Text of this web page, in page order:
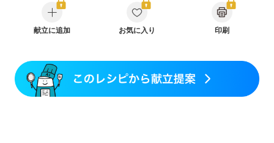
糖尿病性腎症（第１期）
糖尿病性腎症（第２期）
糖尿病性腎症（第３期）
CKD（ステージ１）
CKD（ステージ２）
CKD（ステージ３a）
妊婦健診・血圧が気になる（初期）
妊婦健診・血糖値が気になる（初期）
妊娠高血圧(中期)
妊娠糖尿病(初期)
献立に追加 お気に入り 印刷